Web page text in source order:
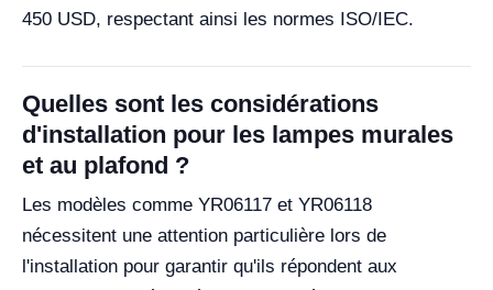
450 USD, respectant ainsi les normes ISO/IEC.
Quelles sont les considérations
d'installation pour les lampes murales
et au plafond ?
Les modèles comme YR06117 et YR06118
nécessitent une attention particulière lors de
l'installation pour garantir qu'ils répondent aux